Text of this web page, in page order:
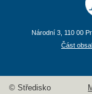
Národní 3, 110 00
Část
© Středisko